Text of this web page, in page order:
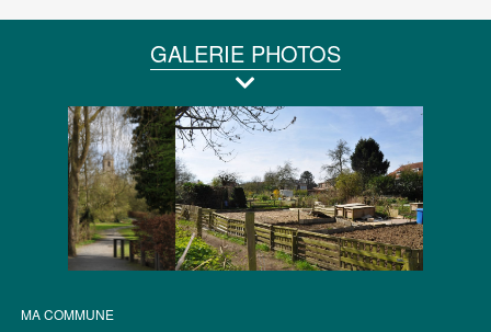
GALERIE PHOTOS
MA COMMUNE